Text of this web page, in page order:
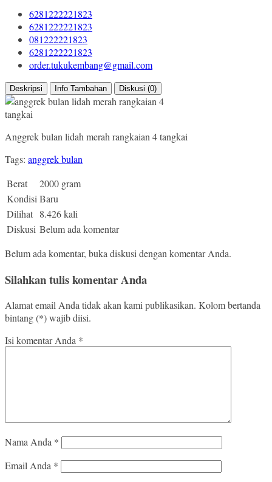
6281222221823
6281222221823
081222221823
6281222221823
order.tukukembang@gmail.com
Deskripsi Info Tambahan Diskusi (0)
Anggrek bulan lidah merah rangkaian 4 tangkai
Tags: anggrek bulan
Berat
2000 gram
Kondisi Baru
Dilihat 8.426 kali
Diskusi Belum ada komentar
Belum ada komentar, buka diskusi dengan komentar Anda.
Silahkan tulis komentar Anda
Alamat email Anda tidak akan kami publikasikan. Kolom bertanda
bintang (*) wajib diisi.
Isi komentar Anda *
Nama Anda *
Email Anda *